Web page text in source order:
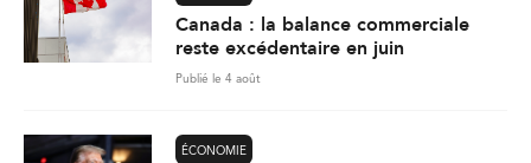
Canada : la balance commerciale
reste excédentaire en juin
Publié le 4 août
ÉCONOMIE